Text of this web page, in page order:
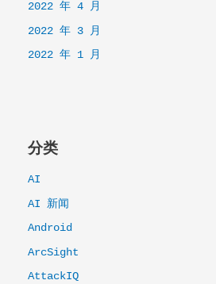
2022 年 4 月
2022 年 3 月
2022 年 1 月
分类
AI
AI 新闻
Android
ArcSight
AttackIQ